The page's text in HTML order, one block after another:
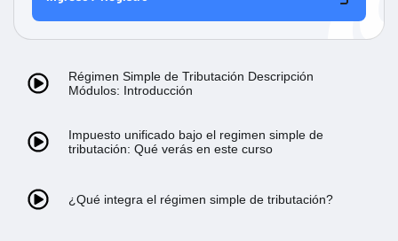
Régimen Simple de Tributación Descripción
Módulos: Introducción
Impuesto unificado bajo el regimen simple de
tributación: Qué verás en este curso
¿Qué integra el régimen simple de tributación?